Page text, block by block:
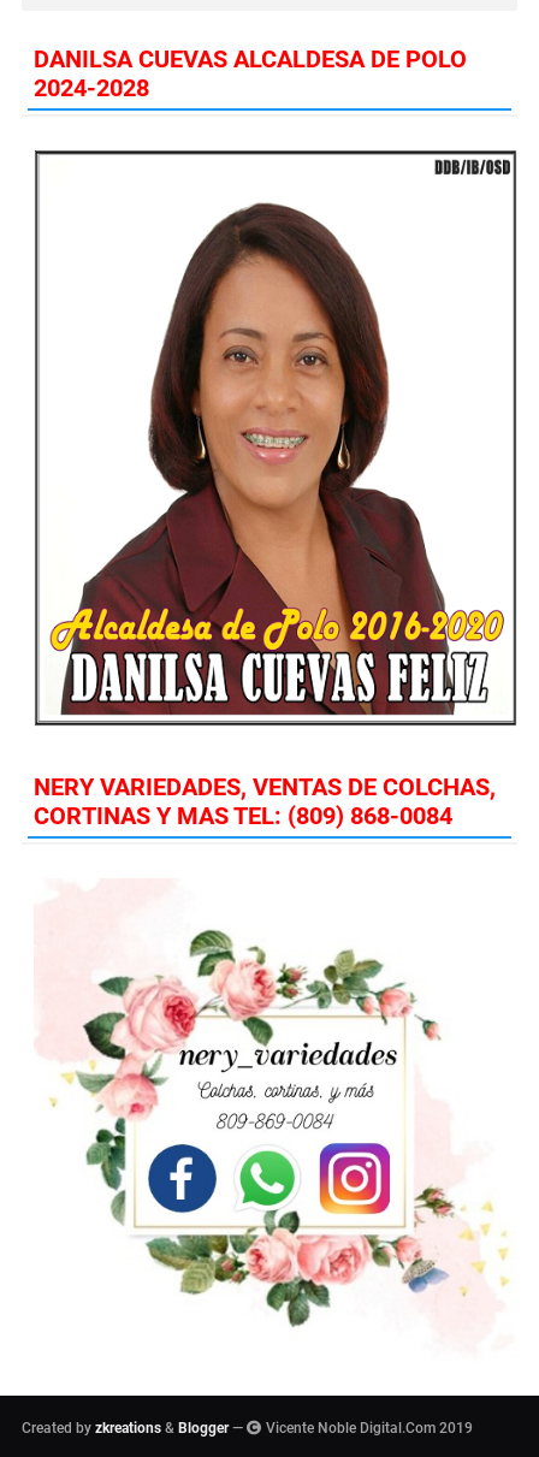
DANILSA CUEVAS ALCALDESA DE POLO
2024-2028
NERY VARIEDADES, VENTAS DE COLCHAS,
CORTINAS Y MAS TEL: (809) 868-0084
Created by zkreations & Blogger— Vicente Noble Digital.Com 2019